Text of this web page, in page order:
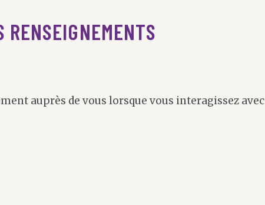
RENSEIGNEMENTS
auprès de vous lorsque vous interagissez avec